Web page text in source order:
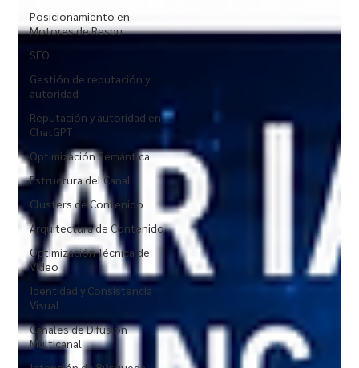
Posicionamiento en
Motores de Respu
SEO
Gestión de reputación y
autoridad
Reputación y autoridad en
ChatGPT
Optimización Semántica
Estructura del Canal
Clusters de Contenido
Arquitectura de Contenido
Optimización Técnica de
Video
Identidad y Consistencia
Visual
Canales de Difusión
Multicanal